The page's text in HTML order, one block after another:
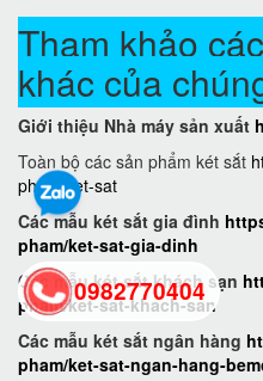
Tham khảo
khác của
Giới thiệu Nhà máy sản xuất
Toàn bộ các sản phẩm két sắt
pham/ket-sat
Các mẫu két sắt gia đình
pham/ket-sat-gia-dinh
Các mẫu két sắt khách sạn
pham/ket-sat-khach-san
Các mẫu két sắt ngân hàng
pham/ket-sat-ngan-hang-
0982770404